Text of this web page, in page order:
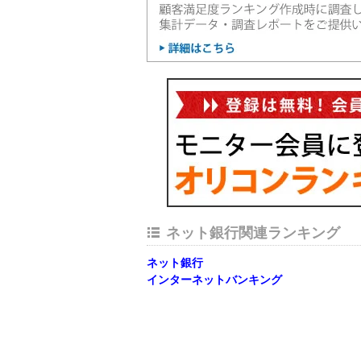
ネット銀行関連ランキング
ネット銀行
インターネットバンキング